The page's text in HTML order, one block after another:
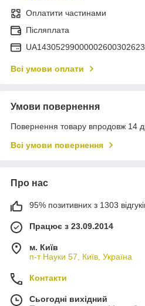
Оплатити частинами
Післяплата
Всі умови оплати
Умови повернення
Повернення товару впродовж 14
Всі умови повернення
Про нас
95% позитивних з 1303
Працює з 23.09.2014
м. Київ
п-т Науки 57, Київ, Україна
Контакти
Сьогодні вихідний